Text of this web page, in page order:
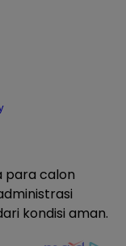
para calon
kondisi aman.